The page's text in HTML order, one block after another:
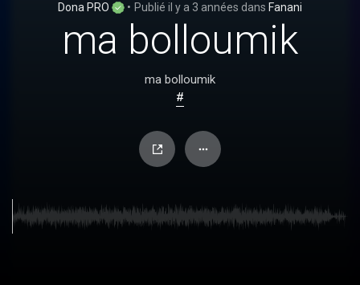
Dona PRO • Publié il y a 3 années dans Fanani
ma bolloumik
ma bolloumik
#